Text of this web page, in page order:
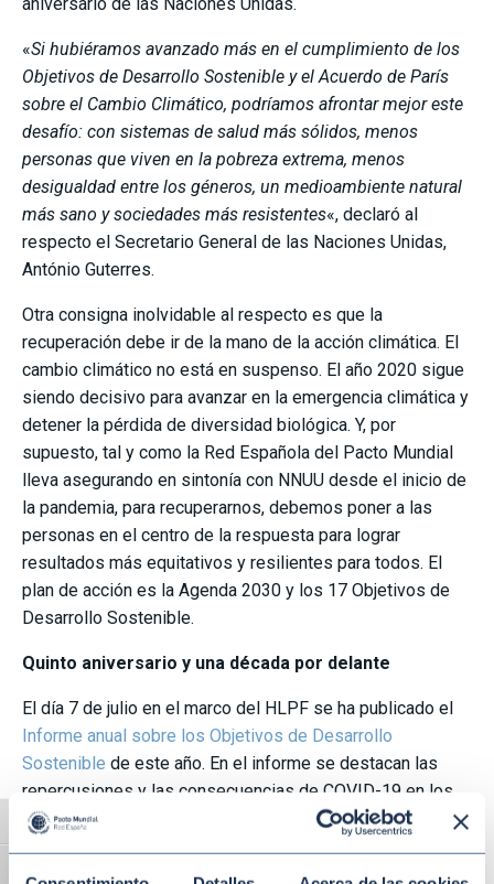
Alternar alto contraste
Alternar tamaño de letra
aniversario de las Naciones Unidas.
«Si hubiéramos avanzado más en el cumplimiento de los
Objetivos de Desarrollo Sostenible y el Acuerdo de París
sobre el Cambio Climático, podríamos afrontar mejor este
desafío: con sistemas de salud más sólidos, menos
personas que viven en la pobreza extrema, menos
desigualdad entre los géneros, un medioambiente natural
más sano y sociedades más resistentes«, declaró al
respecto el Secretario General de las Naciones Unidas,
António Guterres.
Otra consigna inolvidable al respecto es que la
recuperación debe ir de la mano de la acción climática. El
cambio climático no está en suspenso. El año 2020 sigue
siendo decisivo para avanzar en la emergencia climática y
detener la pérdida de diversidad biológica. Y, por
supuesto, tal y como la Red Española del Pacto Mundial
lleva asegurando en sintonía con NNUU desde el inicio de
la pandemia, para recuperarnos, debemos poner a las
personas en el centro de la respuesta para lograr
resultados más equitativos y resilientes para todos. El
plan de acción es la Agenda 2030 y los 17 Objetivos de
Desarrollo Sostenible.
Quinto aniversario y una década por delante
El día 7 de julio en el marco del HLPF se ha publicado el
Informe anual sobre los Objetivos de Desarrollo
Sostenible de este año. En el informe se destacan las
repercusiones y las consecuencias de COVID-19 en los
Objetivos, y se subraya la necesidad de la cooperación
ritmo y la escala de los esfuerzos de aplicación.